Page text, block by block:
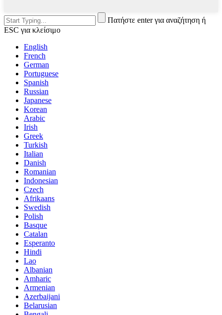
Πατήστε enter για αναζήτηση ή
ESC για κλείσιμο
English
French
German
Portuguese
Spanish
Russian
Japanese
Korean
Arabic
Irish
Greek
Turkish
Italian
Danish
Romanian
Indonesian
Czech
Afrikaans
Swedish
Polish
Basque
Catalan
Esperanto
Hindi
Lao
Albanian
Amharic
Armenian
Azerbaijani
Belarusian